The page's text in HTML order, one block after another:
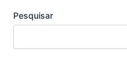
Pesquisar